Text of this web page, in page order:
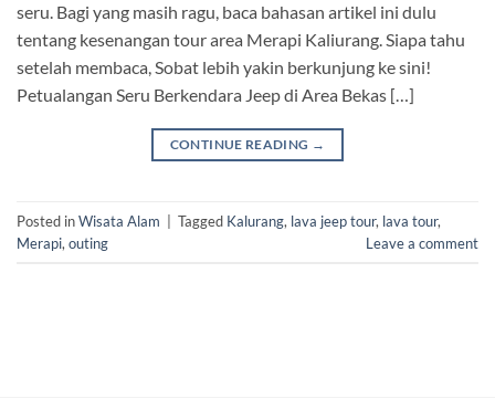
seru. Bagi yang masih ragu, baca bahasan artikel ini dulu
tentang kesenangan tour area Merapi Kaliurang. Siapa tahu
setelah membaca, Sobat lebih yakin berkunjung ke sini!
Petualangan Seru Berkendara Jeep di Area Bekas […]
CONTINUE READING →
Posted inWisata Alam | Tagged Kalurang, lava jeep tour, lava tour,
Merapi, outing Leave a comment